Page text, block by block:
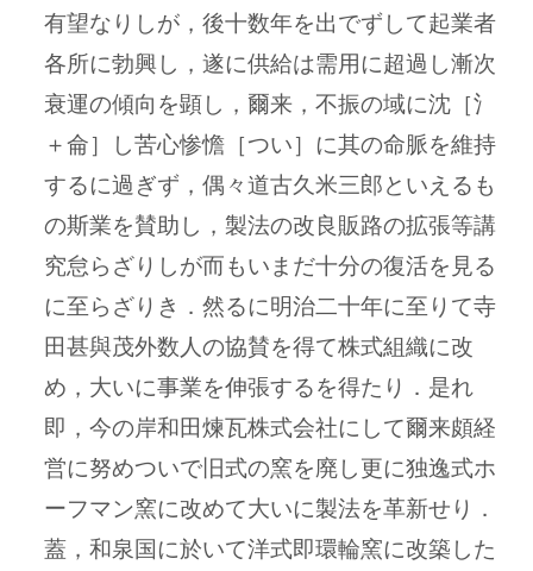
有望なりしが，後十数年を出でずして起業者
各所に勃興し，遂に供給は需用に超過し漸次
衰運の傾向を顕し，爾来，不振の域に沈［氵
＋侖］し苦心惨憺［つい］に其の命脈を維持
するに過ぎず，偶々道古久米三郎といえるも
の斯業を賛助し，製法の改良販路の拡張等講
究怠らざりしが而もいまだ十分の復活を見る
に至らざりき．然るに明治二十年に至りて寺
田甚與茂外数人の協賛を得て株式組織に改
め，大いに事業を伸張するを得たり．是れ
即，今の岸和田煉瓦株式会社にして爾来頗経
営に努めついで旧式の窯を廃し更に独逸式ホ
ーフマン窯に改めて大いに製法を革新せり．
蓋，和泉国に於いて洋式即環輪窯に改築した